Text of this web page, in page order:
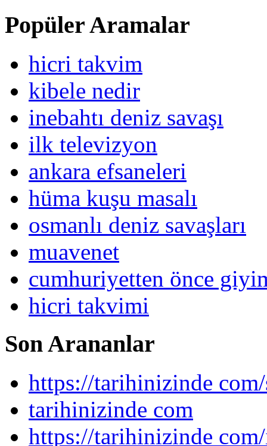
Popüler Aramalar
hicri takvim
kibele nedir
inebahtı deniz savaşı
ilk televizyon
ankara efsaneleri
hüma kuşu masalı
osmanlı deniz savaşları
muavenet
cumhuriyetten önce
hicri takvimi
Son Arananlar
https://tarihinizinde
tarihinizinde com
https://tarihinizinde